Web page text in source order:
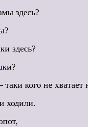
здесь?
здесь?
таки кого не хватает
ходили.